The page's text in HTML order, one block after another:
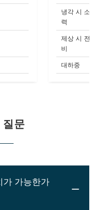
냉각 시 소
력
제상 시 전력
비
대하중
질문
가 가능한가